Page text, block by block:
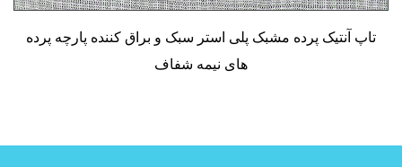
تاپ آنتیک پرده مشبک پلی استر سبک و براق کننده پارچه پرده
های نیمه شفاف